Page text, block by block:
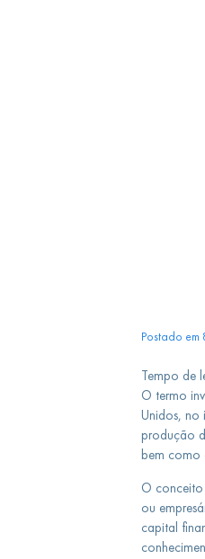
Postado em
Tempo de
O termo
Unidos, no
produção
bem como
O conceito
ou
capital